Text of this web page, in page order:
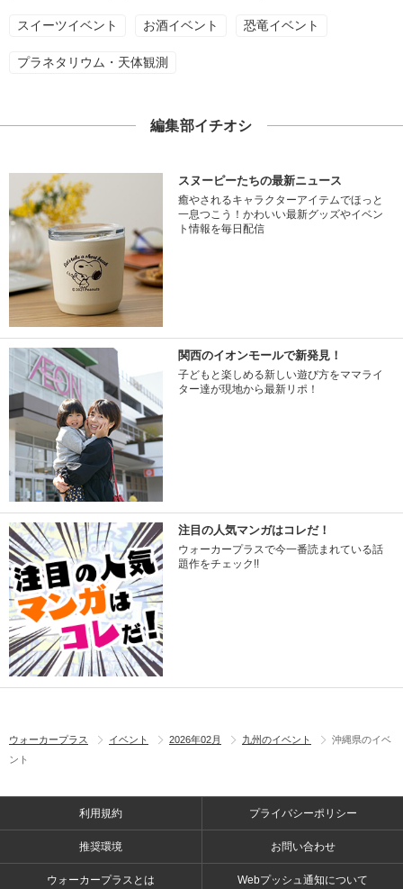
スイーツイベント お酒イベント 恐竜イベント
プラネタリウム・天体観測
編集部イチオシ
スヌーピーたちの最新ニュース
癒やされるキャラクターアイテムでほっと
一息つこう！かわいい最新グッズやイベン
ト情報を毎日配信
関西のイオンモールで新発見！
子どもと楽しめる新しい遊び方をママライ
ター達が現地から最新リポ！
注目の人気マンガはコレだ！
ウォーカープラスで今一番読まれている話
題作をチェック!!
ウォーカープラス イベント 2026年02月 九州のイベント
沖縄県のイベ
ント
利用規約 プライバシーポリシー
推奨環境 お問い合わせ
ウォーカープラスとは Webプッシュ通知について